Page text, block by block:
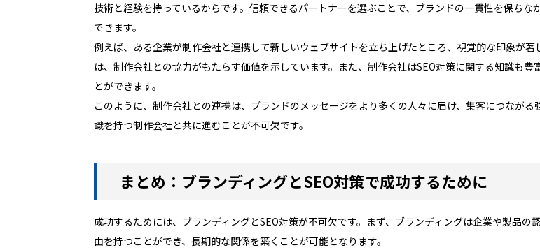
技術と経験を持っているからです。信頼できるパートナーを選ぶことで、ブランドの一貫性を保ち
できます。
例えば、ある企業が制作会社と連携して新しいウェブサイトを立ち上げたところ、視覚的な印象が
は、制作会社との協力がもたらす価値を示しています。また、制作会社はSEO対策に関する知識も
とができます。
このように、制作会社との連携は、ブランドのメッセージをより多くの人々に届け、集客につなが
識を持つ制作会社と共に進むことが不可欠です。
まとめ：ブランディングとSEO対策で成功するために
成功するためには、ブランディングとSEO対策が不可欠です。まず、ブランディングは企業や製品
由を持つことができ、長期的な関係を築くことが可能となります。